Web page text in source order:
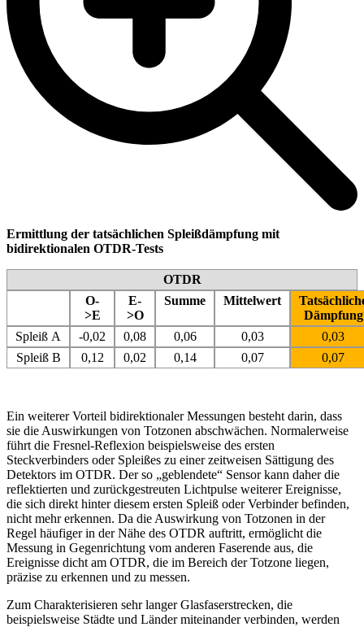
Ermittlung der tatsächlichen Spleißdämpfung mit
bidirektionalen OTDR-Tests
OTDR
O-
>E
E-
>O
Summe Mittelwert
Dämpfung
Spleiß A
-0,02 0,08 0,06 0,03
0,03
Spleiß B
0,12 0,02 0,14 0,07 0,07
Ein weiterer Vorteil bidirektionaler Messungen besteht darin, dass
sie die Auswirkungen von Totzonen abschwächen. Normalerweise
führt die Fresnel-Reflexion beispielsweise des ersten
Steckverbinders oder Spleißes zu einer zeitweisen Sättigung des
Detektors im OTDR. Der so „geblendete“ Sensor kann daher die
reflektierten und zurückgestreuten Lichtpulse weiterer Ereignisse,
die sich direkt hinter diesem ersten Spleiß oder Verbinder befinden,
nicht mehr erkennen. Da die Auswirkung von Totzonen in der
Regel häufiger in der Nähe des OTDR auftritt, ermöglicht die
Messung in Gegenrichtung vom anderen Faserende aus, die
Ereignisse dicht am OTDR, die im Bereich der Totzone liegen,
präzise zu erkennen und zu messen.
Zum Charakterisieren sehr langer Glasfaserstrecken, die
beispielsweise Städte und Länder miteinander verbinden, werden